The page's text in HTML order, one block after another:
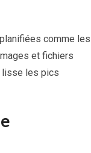
comme les
et fichiers
lisse les pics